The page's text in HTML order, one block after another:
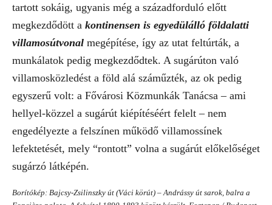
tartott sokáig, ugyanis még a századforduló előtt
megkezdődött a kontinensen is egyedülálló földalatti
villamosútvonal megépítése, így az utat feltúrták, a
munkálatok pedig megkezdődtek. A sugárúton való
villamosközledést a föld alá száműzték, az ok pedig
egyszerű volt: a Fővárosi Közmunkák Tanácsa – ami
hellyel-közzel a sugárút kiépítéséért felelt – nem
engedélyezte a felszínen működő villamossínek
lefektetését, mely “rontott” volna a sugárút előkelőséget
sugárzó látképén.
Borítókép: Bajcsy-Zsilinszky út (Váci körút) – Andrássy út sarok, balra a